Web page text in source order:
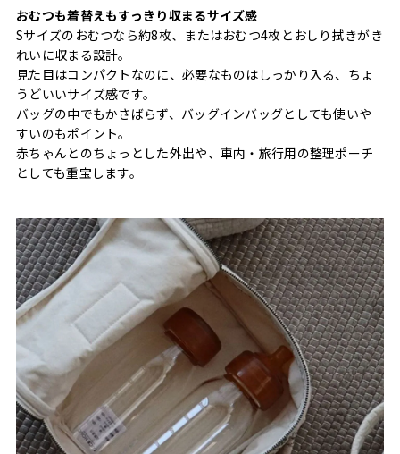
おむつも着替えもすっきり収まるサイズ感
Sサイズのおむつなら約8枚、またはおむつ4枚とおしり拭きがき
れいに収まる設計。
見た目はコンパクトなのに、必要なものはしっかり入る、ちょ
うどいいサイズ感です。
バッグの中でもかさばらず、バッグインバッグとしても使いや
すいのもポイント。
赤ちゃんとのちょっとした外出や、車内・旅行用の整理ポーチ
としても重宝します。